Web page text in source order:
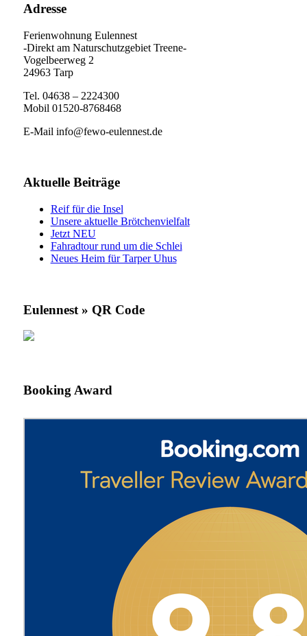
Adresse
Ferienwohnung Eulennest
-Direkt am Naturschutzgebiet Treene-
Vogelbeerweg 2
24963 Tarp
Tel. 04638 – 2224300
Mobil 01520-8768468
E-Mail info@fewo-eulennest.de
Aktuelle Beiträge
Reif für die Insel
Unsere aktuelle Brötchenvielfalt
Jetzt NEU
Fahradtour rund um die Schlei
Neues Heim für Tarper Uhus
Eulennest » QR Code
Booking Award